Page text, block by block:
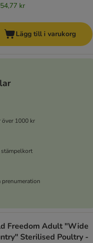
kr
Lägg till i varukorg
1000 kr
Freedom Adult "Wide
Sterilised Poultry -